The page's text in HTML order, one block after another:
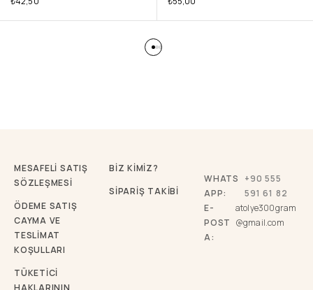
MESAFELİ SATIŞ
SÖZLEŞMESİ
ÖDEME SATIŞ
CAYMA VE
TESLİMAT
KOŞULLARI
TÜKETICI
HAKLARININ
BİZ KİMİZ?
SİPARİŞ TAKİBİ
WHATS
APP:
+90 555
591 61 82
E-
POST
A:
atolye300gram
@gmail.com